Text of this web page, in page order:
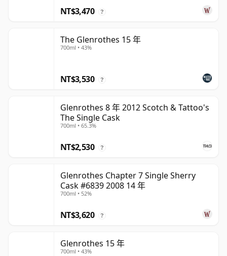
NT$3,470 ?
The Glenrothes 15 年
700ml • 43%
NT$3,530 ?
Glenrothes 8 年 2012 Scotch & Tattoo's
The Single Cask
700ml • 65.3%
NT$2,530 ?
Glenrothes Chapter 7 Single Sherry
Cask #6839 2008 14 年
700ml • 52%
NT$3,620 ?
Glenrothes 15 年
700ml • 43%